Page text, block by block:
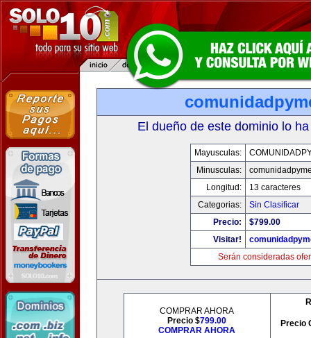
El dueño de este dominio lo
Mayusculas:
Minusculas:
Longitud:
13 caracteres
Categorias:
Sin Clasificar
Precio:
$799.00
Visitar!
Serán consideradas
COMPRAR AHORA
Precio $799.00
COMPRAR AHORA
Precio